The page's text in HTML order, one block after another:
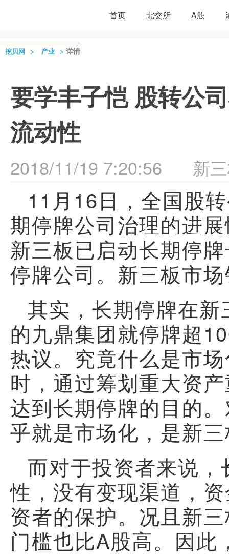
首页 北交所 A股
挖贝网 > 产业 > 详情
要学丰子恺 股转公
流动性
2018/11/19 7:20:56 新
11月16日，全国股
期停牌公司治理的进
新三板已启动长期停牌
停牌公司。新三板市
其实，长期停牌在
的九鼎集团就停牌超
热议。究竟什么是市
时，通过筹划重大资
达到长期停牌的目的
乎就是市场化，是新
而对于投资者来说
性，没有变现渠道，
资者的保护。况且新
门槛也比A股高。因此